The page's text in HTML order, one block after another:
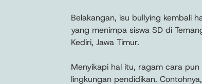
Belakangan, isu bullying kembali
yang menimpa siswa SD di
Kediri, Jawa Timur.
Menyikapi hal itu, ragam cara
lingkungan pendidikan.